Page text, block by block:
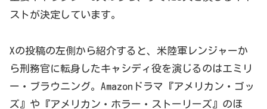
ストが決定しています。
Xの投稿の左側から紹介すると、米陸軍レンジャーか
ら刑務官に転身したキャシディ役を演じるのはエミリ
ー・ブラウニング。Amazonドラマ『アメリカン・ゴッ
ズ』や『アメリカン・ホラー・ストーリーズ』のほ